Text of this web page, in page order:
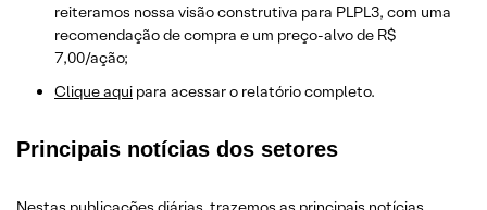
reiteramos nossa visão construtiva para PLPL3, com uma
recomendação de compra e um preço-alvo de R$
7,00/ação;
Clique aqui para acessar o relatório completo.
Principais notícias dos setores